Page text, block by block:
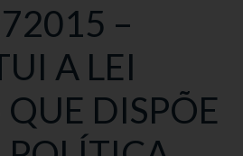
–
A LEI
DISPÕE